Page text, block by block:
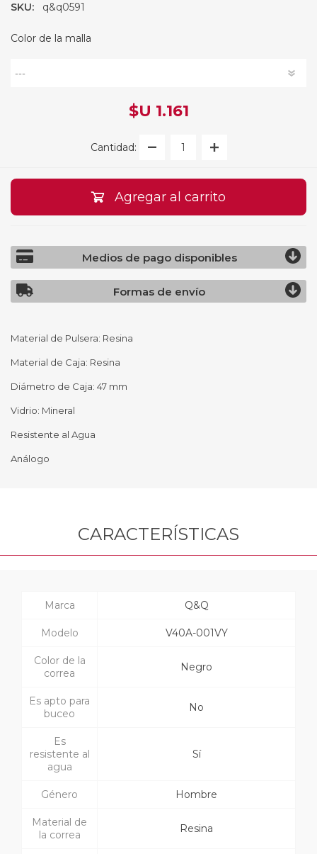
SKU: q&q0591
Color de la malla
$U 1.161
Cantidad:
Agregar al carrito
Medios de pago disponibles
Formas de envío
Material de Pulsera: Resina
Material de Caja: Resina
Diámetro de Caja: 47 mm
Vidrio: Mineral
Resistente al Agua
Análogo
CARACTERÍSTICAS
Marca Q&Q
Modelo V40A-001VY
Color de la
correa
Negro
Es apto para
buceo
No
Es
resistente al
agua
Sí
Género Hombre
Material de
la correa
Resina